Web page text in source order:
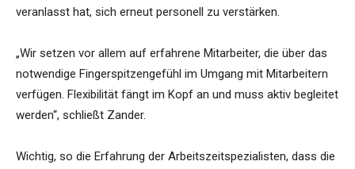
veranlasst hat, sich erneut personell zu verstärken.
„Wir setzen vor allem auf erfahrene Mitarbeiter, die über das
notwendige Fingerspitzengefühl im Umgang mit Mitarbeitern
verfügen. Flexibilität fängt im Kopf an und muss aktiv begleitet
werden“, schließt Zander.
Wichtig, so die Erfahrung der Arbeitszeitspezialisten, dass die